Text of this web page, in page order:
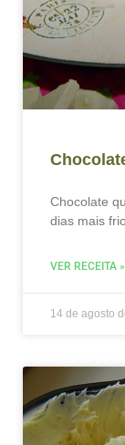
Chocolate
dias mais
VER RECEITA »
14 de agosto